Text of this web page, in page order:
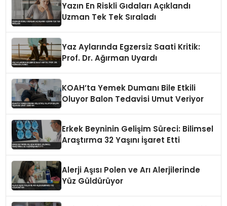
Yazın En Riskli Gıdaları Açıklandı
Uzman Tek Tek Sıraladı
Yaz Aylarında Egzersiz Saati Kritik:
Prof. Dr. Ağırman Uyardı
KOAH’ta Yemek Dumanı Bile Etkili
Oluyor Balon Tedavisi Umut Veriyor
Erkek Beyninin Gelişim Süreci: Bilimsel
Araştırma 32 Yaşını İşaret Etti
Alerji Aşısı Polen ve Arı Alerjilerinde
Yüz Güldürüyor